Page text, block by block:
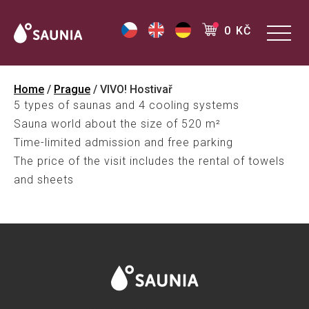
0 KČ
Home / Prague / VIVO! Hostivař
5 types of saunas and 4 cooling systems
Sauna world about the size of 520 m²
Time-limited admission and free parking
The price of the visit includes the rental of towels
and sheets